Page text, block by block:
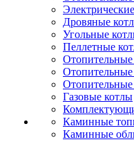
Дровяные
Угольные
Пеллетные
Отопительные
Отопительные
Газовые котлы
Каминные
Каминные